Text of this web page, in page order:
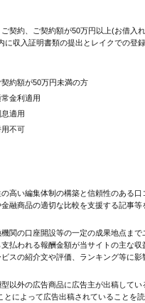
契約、ご契約額が50万円以上(お借入
に収入証明書類の提出とレイクでの登
約額が50万円未満の方
金利適用
適用
不可
高い編集体制の構築と信頼性のある口
融商品の適切な比較を支援する記事等
関の口座開設等の一定の成果地点まで
払われる報酬金額が当サイトの主な収
スの紹介文や評価、ランキング等に影
以外の広告商品に広告主が出稿してい
とによって広告出稿されていることを